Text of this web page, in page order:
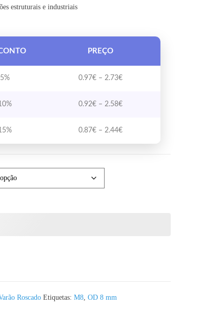
estruturais e industriais
PREÇO
5% 0.97€ – 2.73€Price range: 0.97€ through
0.92€ – 2.58€Price range: 0.92€ through
0.87€ – 2.44€Price range: 0.87€ through
Roscado Etiquetas: M8, OD 8 mm